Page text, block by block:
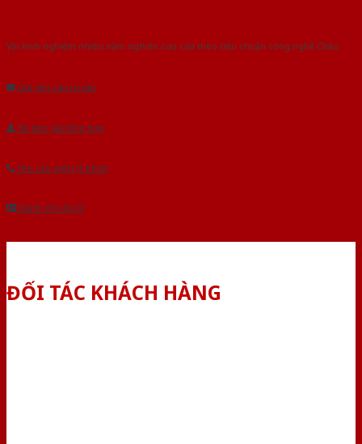
Với kinh nghiệm nhiêu năm nghiên cứu cửa theo tiêu chuẩn công nghệ Châu
Gửi yêu cầu tư vấn
Tải báo giá tổng hợp
Yêu cầu gọi lại (3 phút)
Dành cho đại lý
ĐỐI TÁC KHÁCH HÀNG